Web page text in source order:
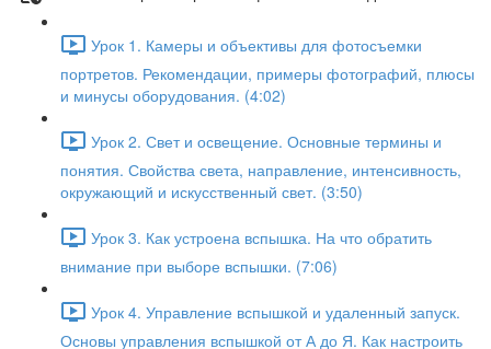
Урок 1. Камеры и объективы для фотосъемки
портретов. Рекомендации, примеры фотографий, плюсы
и минусы оборудования. (4:02)
Урок 2. Свет и освещение. Основные термины и
понятия. Свойства света, направление, интенсивность,
окружающий и искусственный свет. (3:50)
Урок 3. Как устроена вспышка. На что обратить
внимание при выборе вспышки. (7:06)
Урок 4. Управление вспышкой и удаленный запуск.
Основы управления вспышкой от А до Я. Как настроить